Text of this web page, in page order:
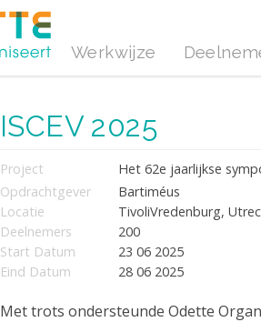
Werkwijze
ISCEV 2025
Project
Het 62e jaarlijkse
Opdrachtgever
Bartiméus
Locatie
TivoliVredenburg,
Deelnemers
200
Start Datum
23 06 2025
Eind Datum
28 06 2025
Met trots ondersteunde Odette